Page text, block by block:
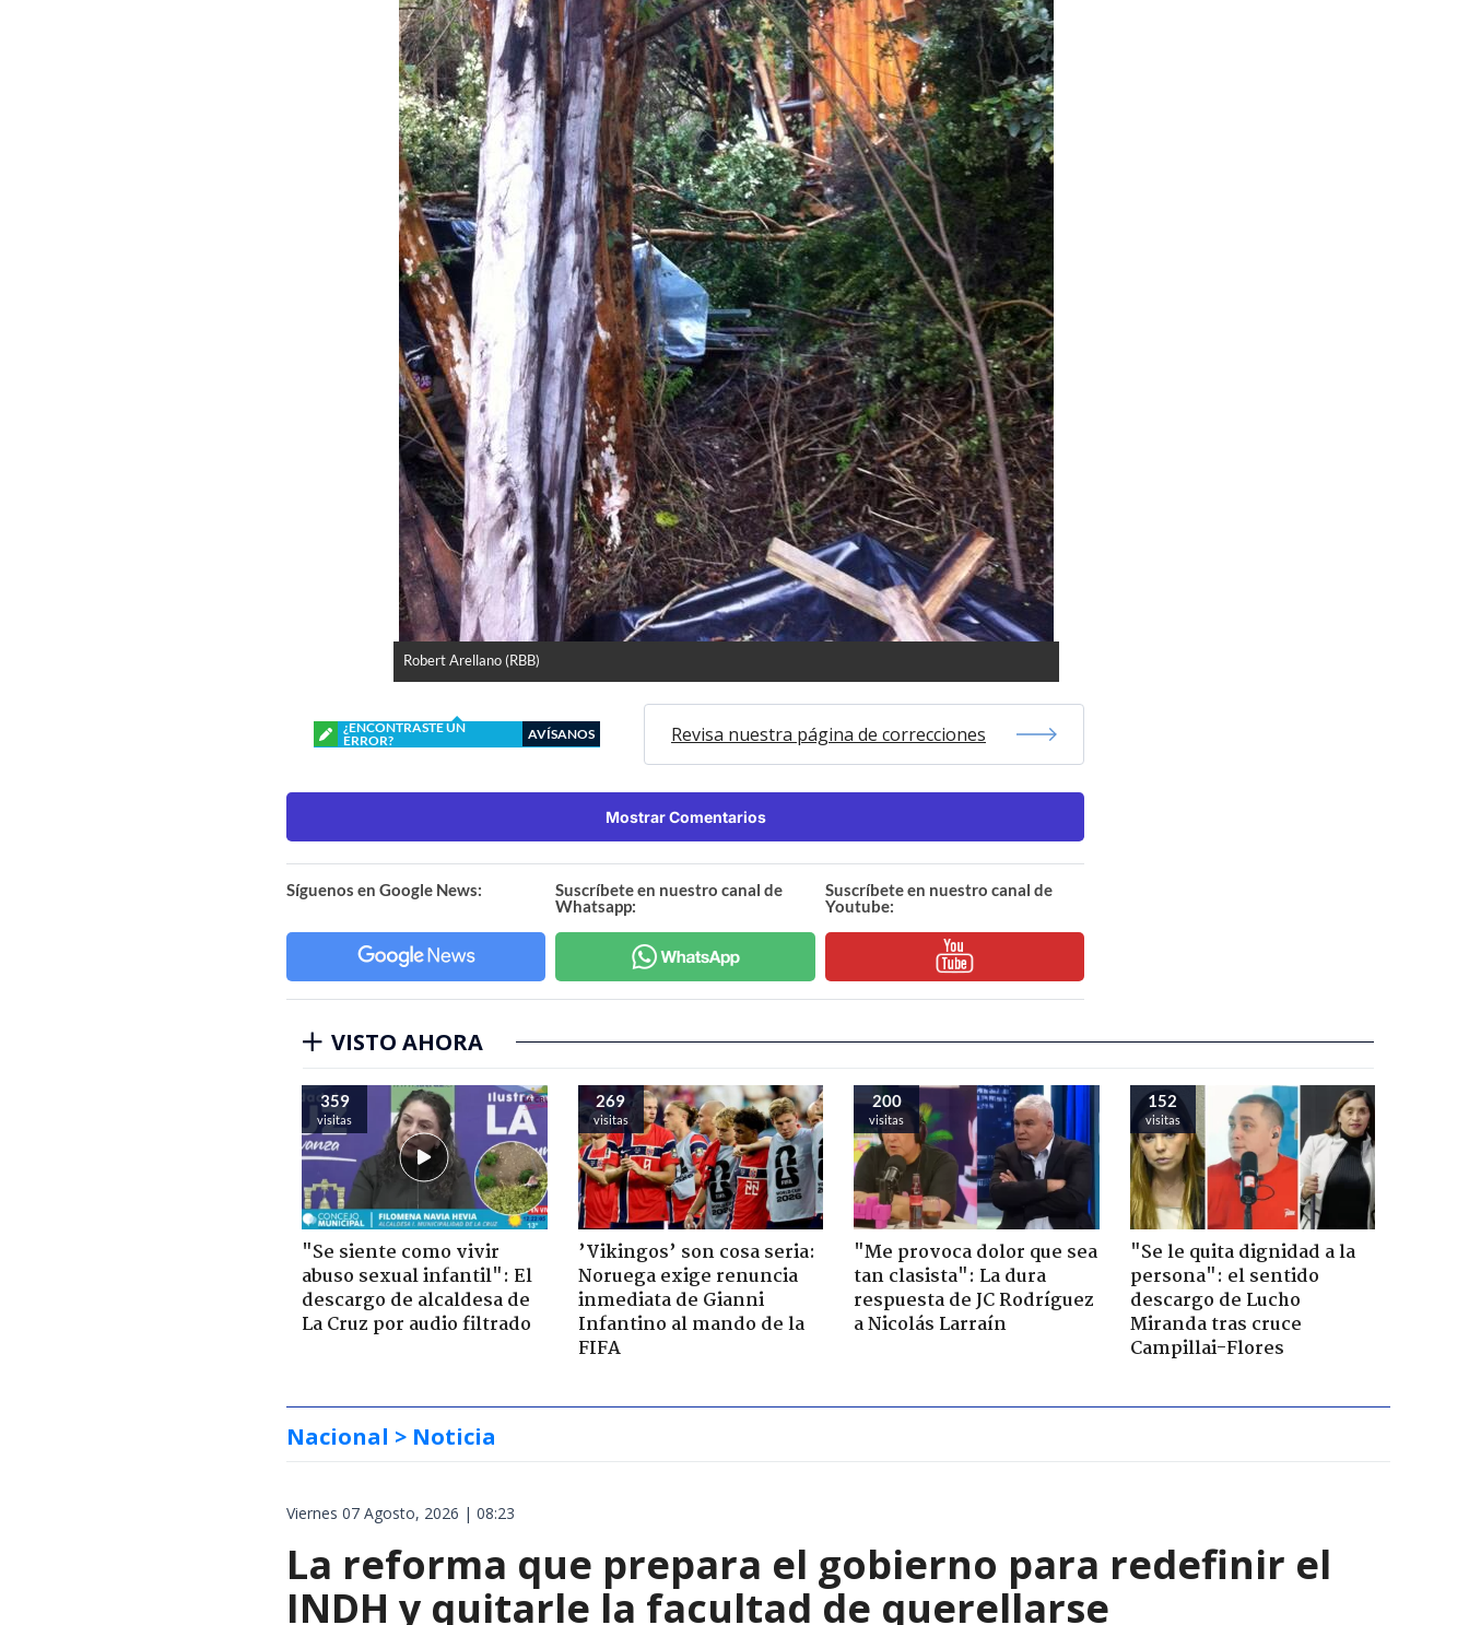
Robert Arellano (RBB)
¿ENCONTRASTE UN
ERROR?
AVÍSANOS Revisa nuestra página de correcciones
Mostrar Comentarios
Síguenos en Google News:
Suscríbete en nuestro canal de
Whatsapp:
Suscríbete en nuestro canal de
Youtube:
VISTO AHORA
359
visitas
"Se siente como vivir
abuso sexual infantil": El
descargo de alcaldesa de
La Cruz por audio filtrado
269
visitas
’Vikingos’ son cosa seria:
Noruega exige renuncia
inmediata de Gianni
Infantino al mando de la
FIFA
200
visitas
"Me provoca dolor que sea
tan clasista": La dura
respuesta de JC Rodríguez
a Nicolás Larraín
152
visitas
"Se le quita dignidad a la
persona": el sentido
descargo de Lucho
Miranda tras cruce
Campillai-Flores
Nacional > Noticia
Viernes 07 Agosto, 2026 | 08:23
La reforma que prepara el gobierno para redefinir el
INDH y quitarle la facultad de querellarse